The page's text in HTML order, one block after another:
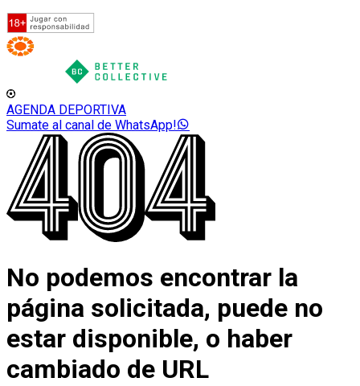
AGENDA DEPORTIVA
Sumate al canal de WhatsApp!
No podemos encontrar la
página solicitada, puede no
estar disponible, o haber
cambiado de URL